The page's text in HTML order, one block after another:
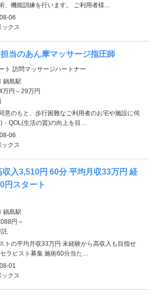
、機能訓練を行います。 ご利用者様…
06
クス
当のあん摩マッサージ指圧師
ト 訪問マッサージハートナー
鍋島駅
万円～29万円
意のもと、歩行困難なご利用者のお宅や施設に伺
QOL(生活の質)の向上を目…
06
クス
収入3,510円 60分 平均月収33万円 経
円スタート
鍋島駅
円～
託
トの平均月収33万円 未経験から高収入も目指せ
ラピスト募集 施術60分当た…
01
クス